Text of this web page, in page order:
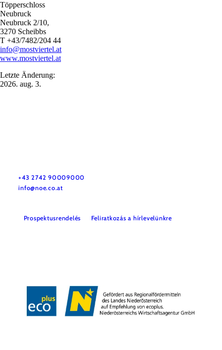
Töpperschloss
Neubruck
Neubruck 2/10,
3270 Scheibbs
T +43/7482/204 44
info@mostviertel.at
www.mostviertel.at
Letzte Änderung:
2026. aug. 3.
+43 2742 90009000
info@noe.co.at
Prospektusrendelés Feliratkozás a hírlevelünkre